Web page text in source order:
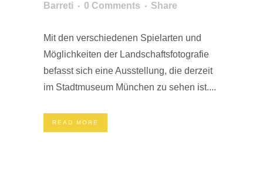
Barreti
0 Comments Share
Mit den verschiedenen Spielarten und
Möglichkeiten der Landschaftsfotografie
befasst sich eine Ausstellung, die derzeit
im Stadtmuseum München zu sehen ist....
READ MORE